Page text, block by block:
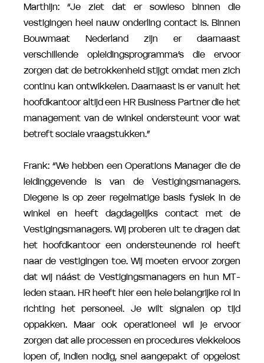
Marthijn: “Je ziet dat er sowieso binnen die
vestigingen heel nauw onderling contact is. Binnen
Bouwmaat Nederland zijn er daarnaast
verschillende opleidingsprogramma’s die ervoor
zorgen dat de betrokkenheid stijgt omdat men zich
continu kan ontwikkelen. Daarnaast is er vanuit het
hoofdkantoor altijd een HR Business Partner die het
management van de winkel ondersteunt voor wat
betreft sociale vraagstukken.”
Frank: “We hebben een Operations Manager die de
leidinggevende is van de Vestigingsmanagers.
Diegene is op zeer regelmatige basis fysiek in de
winkel en heeft dagdagelijks contact met de
Vestigingsmanagers. Wij proberen uit te dragen dat
het hoofdkantoor een ondersteunende rol heeft
naar de vestigingen toe. Wij moeten ervoor zorgen
dat wij náást de Vestigingsmanagers en hun MT-
leden staan. HR heeft hier een hele belangrijke rol in
richting het personeel. Je wilt signalen op tijd
oppakken. Maar ook operationeel wil je ervoor
zorgen dat alle processen en procedures vlekkeloos
lopen of, indien nodig, snel aangepakt of opgelost